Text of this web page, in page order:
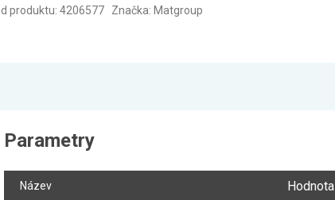
produktu: 4206577 Značka: Matgroup
Parametry
Název Hodnota